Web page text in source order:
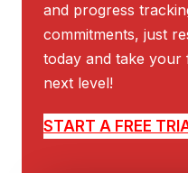
and progress
commitments, just
today and take your
next level!
START A FREE